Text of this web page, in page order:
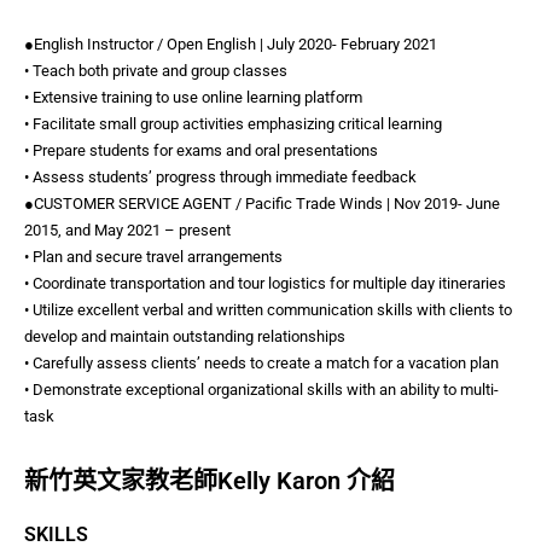
●English Instructor / Open English | July 2020- February 2021
• Teach both private and group classes
• Extensive training to use online learning platform
• Facilitate small group activities emphasizing critical learning
• Prepare students for exams and oral presentations
• Assess students’ progress through immediate feedback
●CUSTOMER SERVICE AGENT / Pacific Trade Winds | Nov 2019- June
2015, and May 2021 – present
• Plan and secure travel arrangements
• Coordinate transportation and tour logistics for multiple day itineraries
• Utilize excellent verbal and written communication skills with clients to
develop and maintain outstanding relationships
• Carefully assess clients’ needs to create a match for a vacation plan
• Demonstrate exceptional organizational skills with an ability to multi-
task
新竹英文家教老師Kelly Karon 介紹
SKILLS